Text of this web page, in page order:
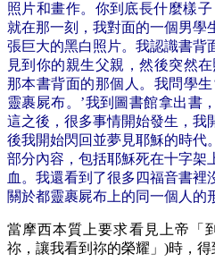
照片和畫作。你到底長什麼樣子
就在那一刻，我對面的一個男學
張巨大的黑白照片。我認識書背
見到你的親生父親，然後突然
那本書背面的那個人。我問學生
靈裹屍布。’我到圖書館拿出書
這之後，很多事情開始發生，我
後我開始閃回並夢見耶穌的時代
部分內容，包括耶穌死在十字架
血。我還看到了很多四福音書裡
關於都靈裹屍布上的同一個人的
當摩西本質上要求看見上帝「
祢，讓我看到祢的榮耀」)時，得